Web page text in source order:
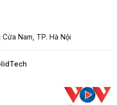
Nam, TP. Hà Nội